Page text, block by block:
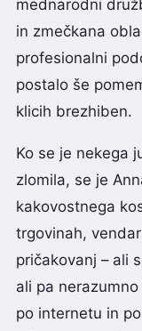
mednarodni
in zmečkana
profesionalni
postalo še
klicih brezhiben.
Ko se je nekega
zlomila, se je
kakovostnega
trgovinah,
pričakovanj – ali
ali pa
po internetu in